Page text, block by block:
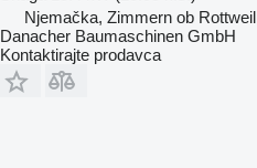
Njemačka, Zimmern ob Rottweil
Danacher Baumaschinen GmbH
Kontaktirajte prodavca